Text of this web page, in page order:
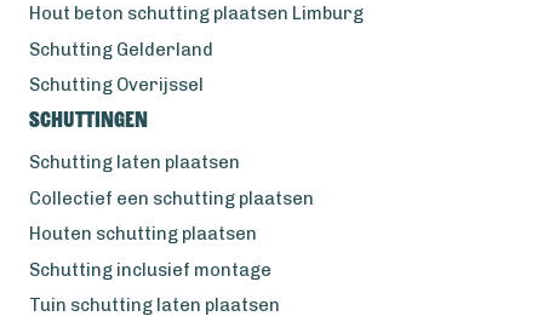
Hout beton schutting plaatsen Limburg
Schutting Gelderland
Schutting Overijssel
Schuttingen
Schutting laten plaatsen
Collectief een schutting plaatsen
Houten schutting plaatsen
Schutting inclusief montage
Tuin schutting laten plaatsen